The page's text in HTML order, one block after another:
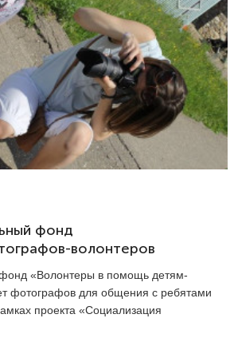
фонд
волонтеров
«Волонтеры в помощь детям-
фотографов для общения с ребятами
проекта «Социализация